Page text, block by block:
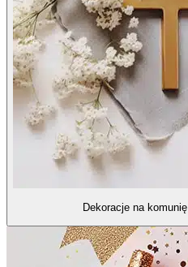
Dekoracje na komunię